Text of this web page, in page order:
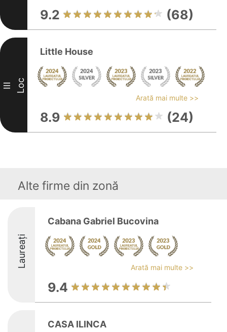
9.2 (68)
III Loc
Little House
Arată mai multe >>
8.9 (24)
Alte firme din zonă
Laureați
Cabana Gabriel Bucovina
Arată mai multe >>
9.4
CASA ILINCA